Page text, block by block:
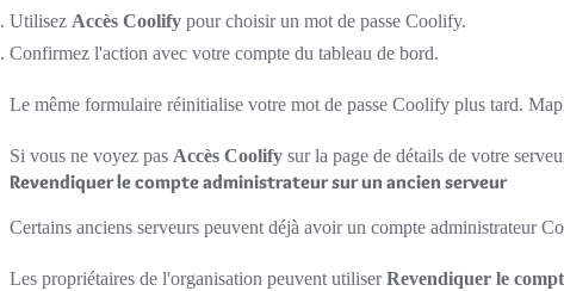
Utilisez Accès Coolify pour choisir un mot de passe Coolify.
Confirmez l'action avec votre compte du tableau de bord.
Le même formulaire réinitialise votre mot de passe Coolify plus tard.
Si vous ne voyez pas Accès Coolify sur la page de détails de votre
Revendiquer le compte administrateur sur un ancien serveur
Certains anciens serveurs peuvent déjà avoir un compte administrateur
Les propriétaires de l'organisation peuvent utiliserRevendiquer le